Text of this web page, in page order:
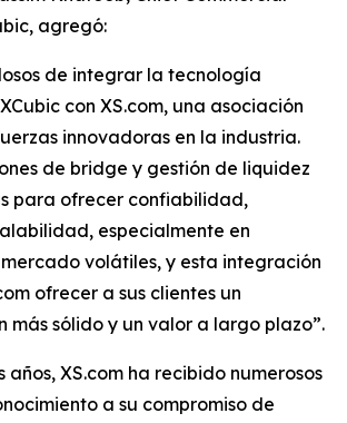
agregó:
de integrar la tecnología
con XS.com, una asociación
innovadoras en la industria.
de bridge y gestión de liquidez
para ofrecer confiabilidad,
especialmente en
volátiles, y esta integración
ofrecer a sus clientes un
más sólido y un valor a largo plazo”.
años, XS.com ha recibido numerosos
a su compromiso de